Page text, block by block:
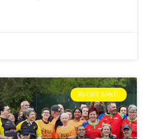
RUGBY SANTÉ